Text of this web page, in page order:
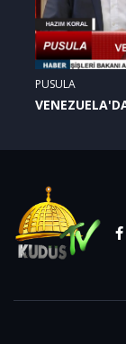
PUSULA